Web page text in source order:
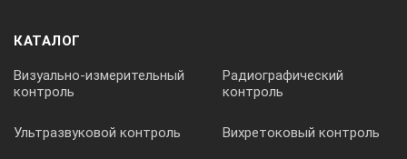
КАТАЛОГ
Визуально-измерительный
контроль
Радиографический
контроль
Ультразвуковой контроль Вихретоковый контроль